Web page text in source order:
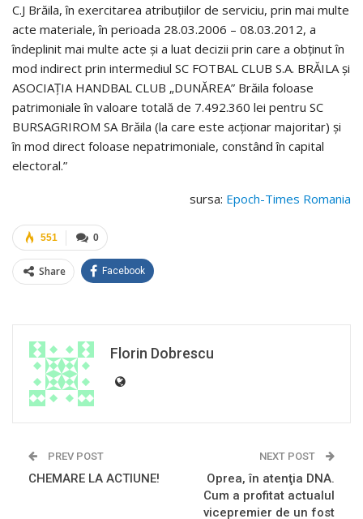
C.J Brăila, în exercitarea atribuţiilor de serviciu, prin mai multe
acte materiale, în perioada 28.03.2006 – 08.03.2012, a
îndeplinit mai multe acte şi a luat decizii prin care a obţinut în
mod indirect prin intermediul SC FOTBAL CLUB S.A. BRĂILA şi
ASOCIAŢIA HANDBAL CLUB „DUNĂREA” Brăila foloase
patrimoniale în valoare totală de 7.492.360 lei pentru SC
BURSAGRIROM SA Brăila (la care este acţionar majoritar) şi
în mod direct foloase nepatrimoniale, constând în capital
electoral.”
sursa: Epoch-Times Romania
0
551
Share Facebook
Florin Dobrescu
PREV POST
CHEMARE LA ACTIUNE!
NEXT POST
Oprea, în atenţia DNA.
Cum a profitat actualul
vicepremier de un fost